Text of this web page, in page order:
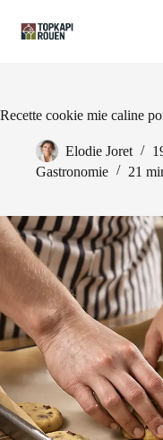
contenu
Recette cookie mie caline
Elodie Joret
Gastronomie
21